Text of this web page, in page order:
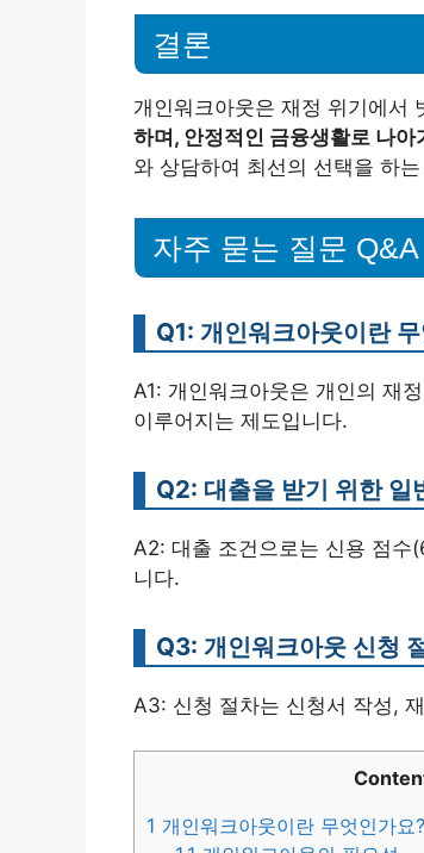
결론
개인워크아웃은 재정 위기에서
하며, 안정적인 금융생활로 나
와 상담하여 최선의 선택을 하
자주 묻는 질문 Q&A
Q1: 개인워크아웃이란
A1: 개인워크아웃은 개인의 재
이루어지는 제도입니다.
Q2: 대출을 받기 위한 일
A2: 대출 조건으로는 신용 점
니다.
Q3: 개인워크아웃 신청
A3: 신청 절차는 신청서 작성,
1 개인워크아웃이란 무엇인가요?